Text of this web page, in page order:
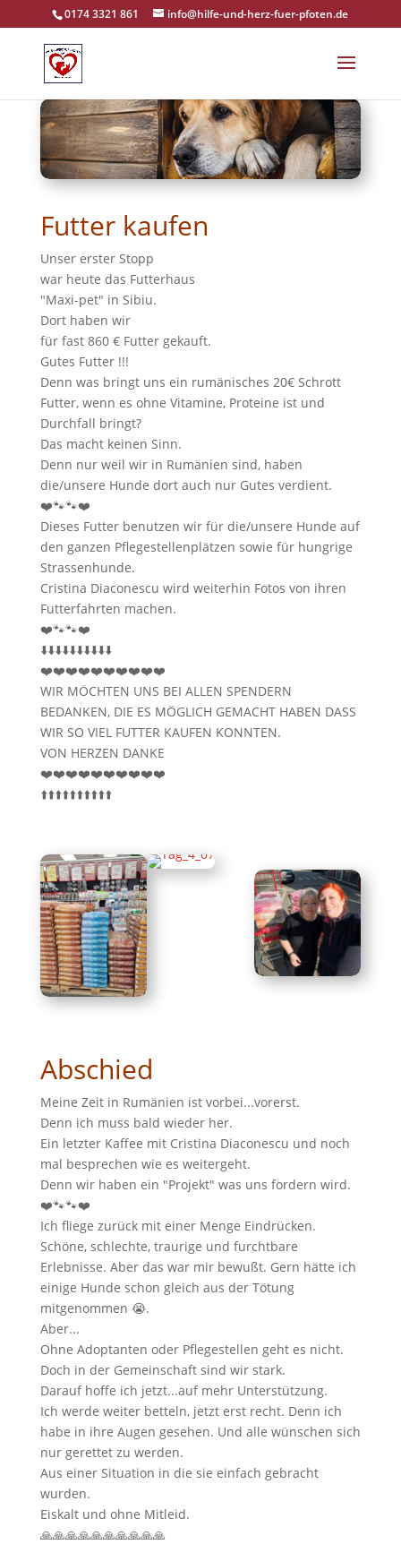
0174 3321 861 info@hilfe-und-herz-fuer-pfoten.de
Futter kaufen
Unser erster Stopp
war heute das Futterhaus
"Maxi-pet" in Sibiu.
Dort haben wir
für fast 860 € Futter gekauft.
Gutes Futter !!!
Denn was bringt uns ein rumänisches 20€ Schrott
Futter, wenn es ohne Vitamine, Proteine ist und
Durchfall bringt?
Das macht keinen Sinn.
Denn nur weil wir in Rumänien sind, haben
die/unsere Hunde dort auch nur Gutes verdient.
❤️🐾🐾❤️
Dieses Futter benutzen wir für die/unsere Hunde auf
den ganzen Pflegestellenplätzen sowie für hungrige
Strassenhunde.
Cristina Diaconescu wird weiterhin Fotos von ihren
Futterfahrten machen.
❤️🐾🐾❤️
⬇️⬇️⬇️⬇️⬇️⬇️⬇️⬇️⬇️⬇️
❤️❤️❤️❤️❤️❤️❤️❤️❤️❤️
WIR MÖCHTEN UNS BEI ALLEN SPENDERN
BEDANKEN, DIE ES MÖGLICH GEMACHT HABEN DASS
WIR SO VIEL FUTTER KAUFEN KONNTEN.
VON HERZEN DANKE
❤️❤️❤️❤️❤️❤️❤️❤️❤️❤️
⬆️⬆️⬆️⬆️⬆️⬆️⬆️⬆️⬆️⬆️
Abschied
Meine Zeit in Rumänien ist vorbei...vorerst.
Denn ich muss bald wieder her.
Ein letzter Kaffee mit Cristina Diaconescu und noch
mal besprechen wie es weitergeht.
Denn wir haben ein "Projekt" was uns fordern wird.
❤️🐾🐾❤️
Ich fliege zurück mit einer Menge Eindrücken.
Schöne, schlechte, traurige und furchtbare
Erlebnisse. Aber das war mir bewußt. Gern hätte ich
einige Hunde schon gleich aus der Tötung
mitgenommen 😭.
Aber...
Ohne Adoptanten oder Pflegestellen geht es nicht.
Doch in der Gemeinschaft sind wir stark.
Darauf hoffe ich jetzt...auf mehr Unterstützung.
Ich werde weiter betteln, jetzt erst recht. Denn ich
habe in ihre Augen gesehen. Und alle wünschen sich
nur gerettet zu werden.
Aus einer Situation in die sie einfach gebracht
wurden.
Eiskalt und ohne Mitleid.
🙏🙏🙏🙏🙏🙏🙏🙏🙏🙏